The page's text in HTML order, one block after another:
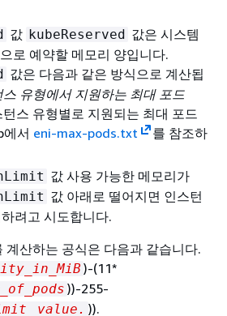
값 kubeReserved 값은 시스템
로 예약할 메모리 양입니다.
값은 다음과 같은 방식으로 계산됩
유형에서 지원하는 최대 포드
턴스 유형별로 지원되는 최대 포드
서 eni-max-pods.txt
를 참조하
값 사용 가능한 메모리가
값 아래로 떨어지면 인스턴
려고 시도합니다.
계산하는 공식은 다음과 같습니다.
)-(11*
))-255-
value. )).